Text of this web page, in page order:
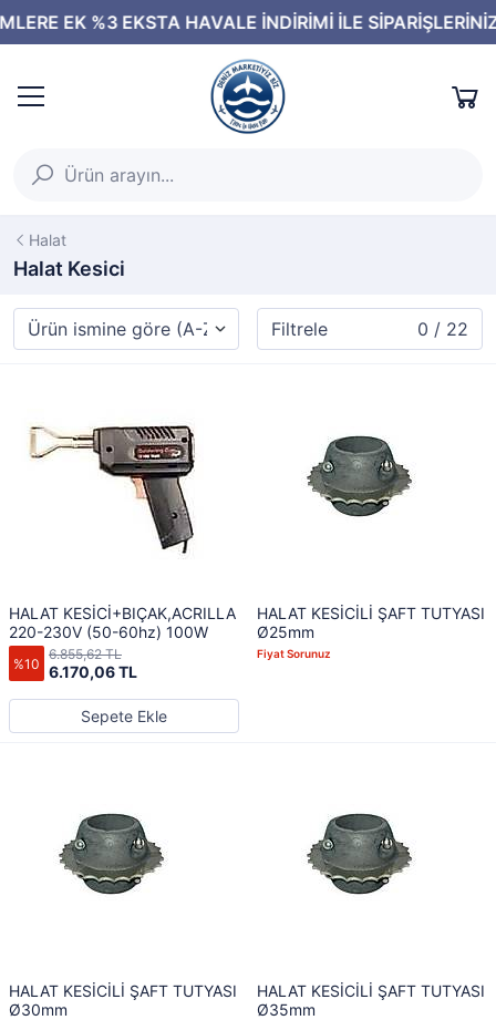
Halat
Halat Kesici
Filtrele 0 / 22
HALAT KESİCİ+BIÇAK,ACRILLA
220-230V (50-60hz) 100W
%10 6.170,06 TL
6.855,62 TL
Sepete Ekle
HALAT KESİCİLİ ŞAFT TUTYASI
Ø25mm
Fiyat Sorunuz
HALAT KESİCİLİ ŞAFT TUTYASI
Ø30mm
HALAT KESİCİLİ ŞAFT TUTYASI
Ø35mm